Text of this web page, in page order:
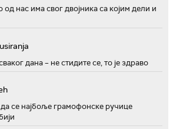
од нас има свог двојника са којим дели и
дана – не стидите се, то је здраво
се најбоље грамофонске ручице